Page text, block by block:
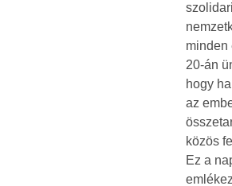
minden
20-án
hogy
az
közös
Ez a